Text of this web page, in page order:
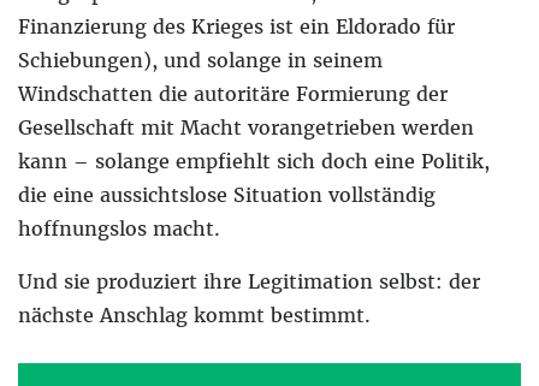
Finanzierung des Krieges ist ein Eldorado für
Schiebungen), und solange in seinem
Windschatten die autoritäre Formierung der
Gesellschaft mit Macht vorangetrieben werden
kann – solange empfiehlt sich doch eine Politik,
die eine aussichtslose Situation vollständig
hoffnungslos macht.
Und sie produziert ihre Legitimation selbst: der
nächste Anschlag kommt bestimmt.